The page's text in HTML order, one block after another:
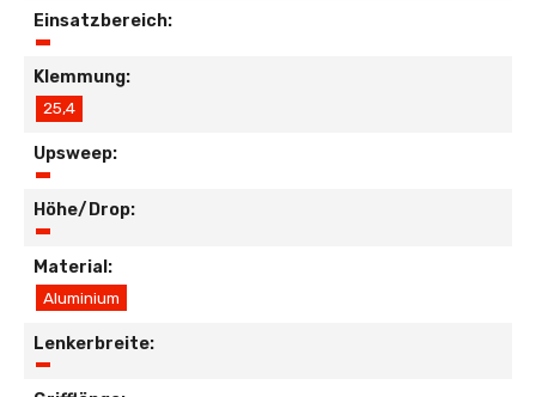
Einsatzbereich:
Klemmung:
25,4
Upsweep:
Höhe/Drop:
Material:
Aluminium
Lenkerbreite: